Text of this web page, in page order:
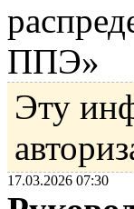
ППЭ»
Эту
17.03.2026 07:30